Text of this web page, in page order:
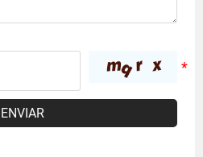
ENVIAR